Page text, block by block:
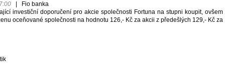
Fio banka
investiční doporučení pro akcie společnosti Fortuna na stupni koupit, ovšem
oceňované společnosti na hodnotu 126,- Kč za akcii z předešlých 129,- Kč za